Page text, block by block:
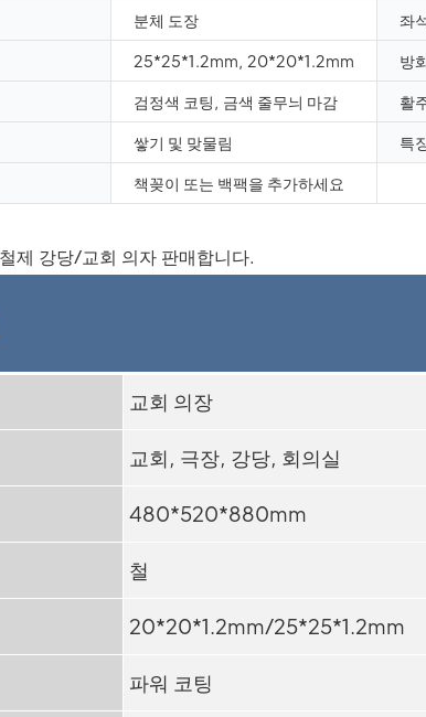
분체 도장 좌
25*25*1.2mm, 20*20*1.2mm 방
검정색 코팅, 금색 줄무늬 마감 활
쌓기 및 맞물림 특
책꽂이 또는 백팩을 추가하세요
교회 의장
교회, 극장, 강당, 회의실
480*520*880mm
철
20*20*1.2mm/25*25*1.2mm
파워 코팅